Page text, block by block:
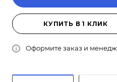
КУПИТЬ В 1 КЛИК
Оформите заказ и